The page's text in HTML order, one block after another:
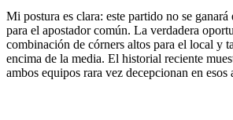
Mi postura es clara: este partido no se
para el apostador común. La verdadera
combinación de córners altos para el local y
encima de la media. El historial reciente
ambos equipos rara vez decepcionan en esos